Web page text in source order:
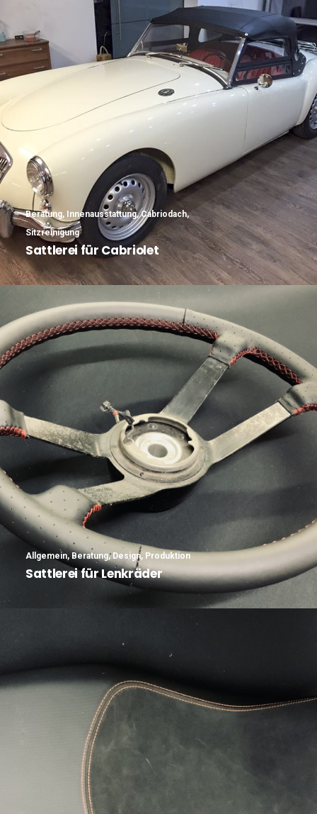
Beratung, Innenausstattung, Cabriodach,
Sitzreinigung
Sattlerei für Cabriolet
Allgemein, Beratung, Design, Produktion
Sattlerei für Lenkräder